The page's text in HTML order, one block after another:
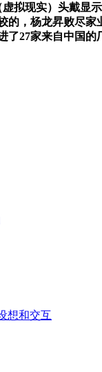
拟现实）头戴显
的，杨龙昇败尽家
了27家来自中国的
想和交互